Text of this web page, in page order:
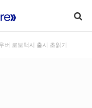
버 로보택시 출시 초읽기